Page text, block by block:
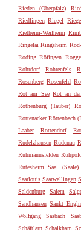
Rieden (Oberpfalz)
Riedlingen Riegel
Rietheim-Weilheim
Ringelai Ringsheim
Roding Röfingen
Rohrdorf
Rohrenfels
Rosenberg Rosenfeld
Rot am See Rot an
Rothenburg (Tauber)
Rottenacker Röttenbach
Laaber
Rottendorf
Rudelzhausen Rüdenau
Ruhmannsfelden
Rutesheim
Saal (Saale)
Saarlouis Saarwellingen
Saldenburg
Salem
Sandhausen Sankt
Wolfgang
Sasbach
Schäftlarn Schalkham